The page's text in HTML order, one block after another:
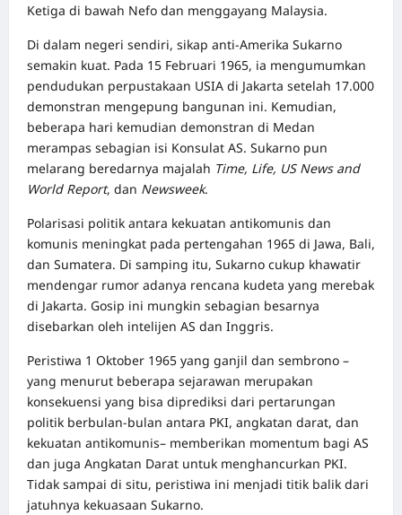
Ketiga di bawah Nefo dan menggayang Malaysia.
Di dalam negeri sendiri, sikap anti-Amerika Sukarno
semakin kuat. Pada 15 Februari 1965, ia mengumumkan
pendudukan perpustakaan USIA di Jakarta setelah 17.000
demonstran mengepung bangunan ini. Kemudian,
beberapa hari kemudian demonstran di Medan
merampas sebagian isi Konsulat AS. Sukarno pun
melarang beredarnya majalah Time, Life, US News and
World Report, dan Newsweek.
Polarisasi politik antara kekuatan antikomunis dan
komunis meningkat pada pertengahan 1965 di Jawa, Bali,
dan Sumatera. Di samping itu, Sukarno cukup khawatir
mendengar rumor adanya rencana kudeta yang merebak
di Jakarta. Gosip ini mungkin sebagian besarnya
disebarkan oleh intelijen AS dan Inggris.
Peristiwa 1 Oktober 1965 yang ganjil dan sembrono –
yang menurut beberapa sejarawan merupakan
konsekuensi yang bisa diprediksi dari pertarungan
politik berbulan-bulan antara PKI, angkatan darat, dan
kekuatan antikomunis– memberikan momentum bagi AS
dan juga Angkatan Darat untuk menghancurkan PKI.
Tidak sampai di situ, peristiwa ini menjadi titik balik dari
jatuhnya kekuasaan Sukarno.